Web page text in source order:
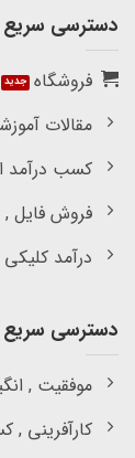
دسترسی سریع
فروشگاه
مقالات
کسب درآمد
فروش فایل ,
درآمد
دسترسی سریع
موفقیت ,
کارآفرینی ,